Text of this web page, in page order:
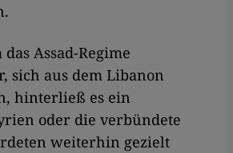
Assad-Regime
sich aus dem Libanon
hinterließ es ein
oder die verbündete
weiterhin gezielt